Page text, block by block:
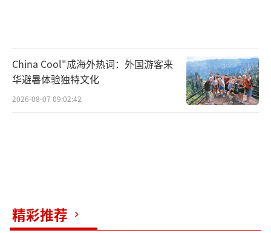
China Cool"成海外热词：外国游客来
华避暑体验独特文化
2026-08-07 09:02:42
精彩推荐